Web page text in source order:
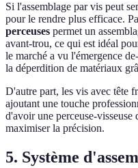
Si l'assemblage par vis peut
pour le rendre plus efficace.
perceuses permet un
avant-trou, ce qui est idéal
le marché a vu l'émergence
la déperdition de matériaux
D'autre part, les vis avec tête
ajoutant une touche
d'avoir une perceuse-
maximiser la précision.
5. Système